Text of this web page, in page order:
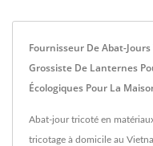
Fournisseur De Abat-
Grossiste De Lanternes
Écologiques Pour La
Abat-jour tricoté en
tricotage à domicile au